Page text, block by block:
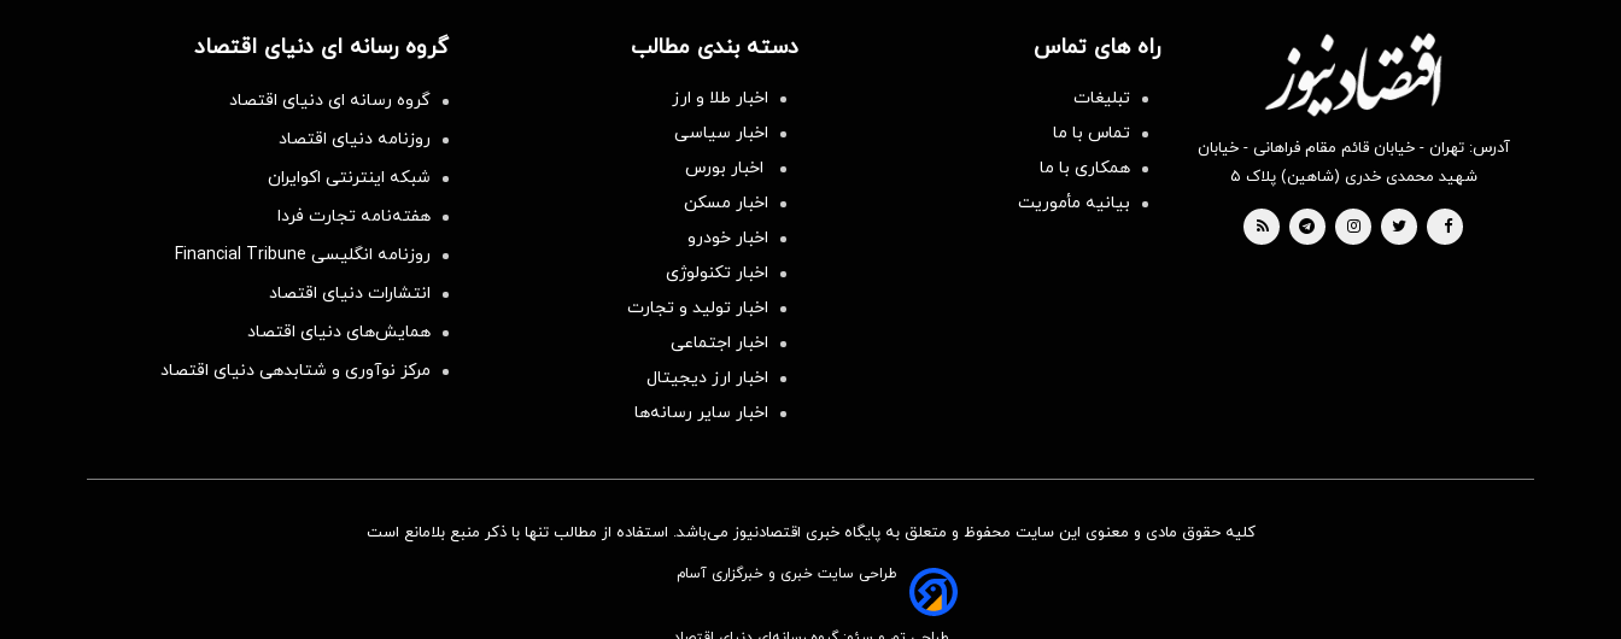
آدرس: تهران - خیابان قائم مقام فراهانی - خیابان
شهید محمدی خدری (شاهین) پلاک ۵
راه های تماس
تبلیغات
تماس با ما
همکاری با ما
بیانیه مأموریت
دسته بندی مطالب
اخبار طلا و ارز
اخبار سیاسی
اخبار بورس
اخبار مسکن
اخبار خودرو
اخبار تکنولوژی
اخبار تولید و تجارت
اخبار اجتماعی
اخبار ارز دیجیتال
اخبار سایر رسانه‌‌ها
گروه رسانه ای دنیای اقتصاد
گروه رسانه ای دنیای اقتصاد
روزنامه دنیای اقتصاد
شبکه اینترنتی اکوایران
هفته‌نامه تجارت فردا
روزنامه انگلیسی Financial Tribune
انتشارات دنیای اقتصاد
همایش‌های دنیای اقتصاد
مرکز نوآوری و شتابدهی دنیای اقتصاد
کلیه حقوق مادی و معنوی این سایت محفوظ و متعلق به پایگاه خبری اقتصادنیوز می‌باشد. استفاده از مطالب تنها با ذکر منبع بلامانع است
طراحی سایت خبری و خبرگزاری آسام